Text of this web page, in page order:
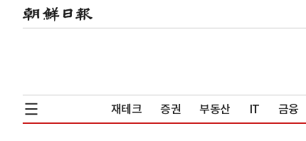
재테크 증권 부동산 IT 금융